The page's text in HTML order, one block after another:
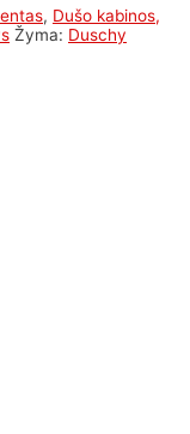
, Dušo kabinos,
Žyma: Duschy